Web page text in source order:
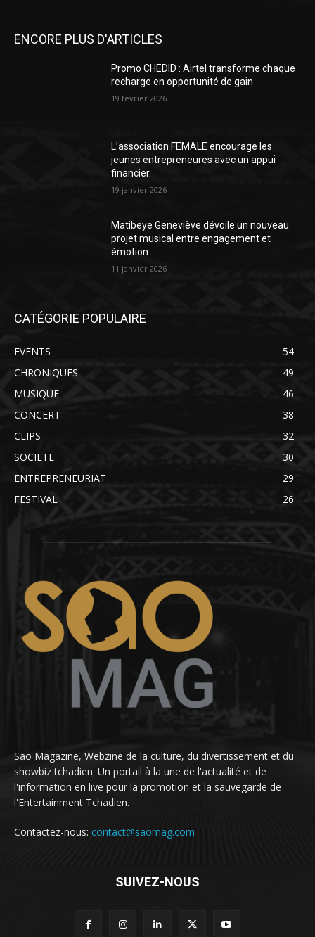
ENCORE PLUS D'ARTICLES
Promo CHEDID : Airtel transforme chaque
recharge en opportunité de gain
19 février 2026
L’association FEMALE encourage les
jeunes entrepreneures avec un appui
financier.
19 janvier 2026
Matibeye Geneviève dévoile un nouveau
projet musical entre engagement et
émotion
11 janvier 2026
CATÉGORIE POPULAIRE
EVENTS
54
CHRONIQUES
49
MUSIQUE
46
CONCERT
38
CLIPS
32
SOCIETE
30
ENTREPRENEURIAT
29
FESTIVAL
26
Sao Magazine, Webzine de la culture, du divertissement et du
showbiz tchadien. Un portail à la une de l'actualité et de
l'information en live pour la promotion et la sauvegarde de
l'Entertainment Tchadien.
Contactez-nous: contact@saomag.com
SUIVEZ-NOUS